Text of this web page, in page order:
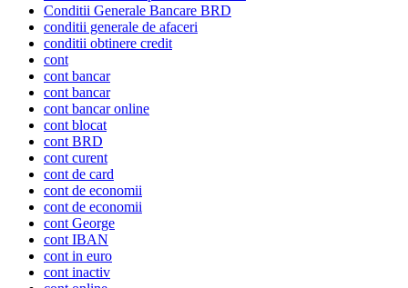
Conditii Generale Bancare BRD
conditii generale de afaceri
conditii obtinere credit
cont
cont bancar
cont bancar
cont bancar online
cont blocat
cont BRD
cont curent
cont de card
cont de economii
cont de economii
cont George
cont IBAN
cont in euro
cont inactiv